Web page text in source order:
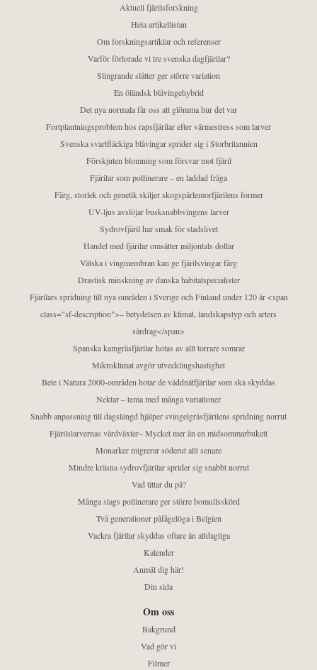
Aktuell fjärilsforskning
Hela artikellistan
Om forskningsartiklar och referenser
Varför förlorade vi tre svenska dagfjärilar?
Slingrande slåtter ger större variation
En öländsk blåvingehybrid
Det nya normala får oss att glömma hur det var
Fortplantningsproblem hos rapsfjärilar efter värmestress som larver
Svenska svartfläckiga blåvingar sprider sig i Storbritannien
Förskjuten blomning som försvar mot fjäril
Fjärilar som pollinerare – en laddad fråga
Färg, storlek och genetik skiljer skogspärlemorfjärilens former
UV-ljus avslöjar busksnabbvingens larver
Sydrovfjäril har smak för stadslivet
Handel med fjärilar omsätter miljontals dollar
Vätska i vingmembran kan ge fjärilsvingar färg
Drastisk minskning av danska habitatspecialister
Fjärilars spridning till nya områden i Sverige och Finland under 120 år <span
class="sf-description">– betydelsen av klimat, landskapstyp och arters
särdrag</span>
Spanska kamgräsfjärilar hotas av allt torrare somrar
Mikroklimat avgör utvecklingshastighet
Bete i Natura 2000-områden hotar de väddnätfjärilar som ska skyddas
Nektar – tema med många variationer
Snabb anpassning till dagslängd hjälper svingelgräsfjärilens spridning norrut
Fjärilslarvernas värdväxter– Mycket mer än en midsommarbukett
Monarker migrerar söderut allt senare
Mindre kräsna sydrovfjärilar sprider sig snabbt norrut
Vad tittar du på?
Många slags pollinerare ger större bomullsskörd
Två generationer påfågelöga i Belgien
Vackra fjärilar skyddas oftare än alldagliga
Kalender
Anmäl dig här!
Din sida
Om oss
Bakgrund
Vad gör vi
Filmer